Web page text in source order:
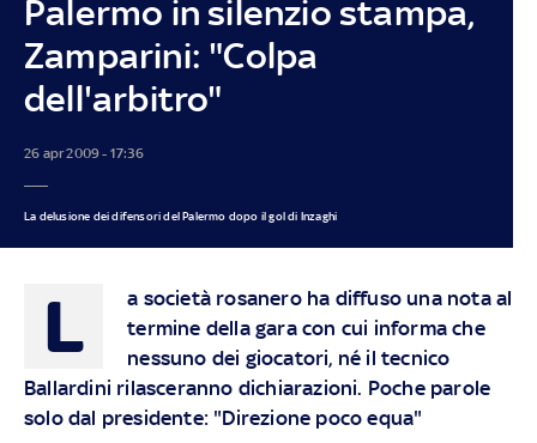
Palermo in silenzio stampa,
Zamparini: "Colpa
dell'arbitro"
26 apr 2009 - 17:36
La delusione dei difensori del Palermo dopo il gol di Inzaghi
L
a società rosanero ha diffuso una nota al
termine della gara con cui informa che
nessuno dei giocatori, né il tecnico
Ballardini rilasceranno dichiarazioni. Poche parole
solo dal presidente: "Direzione poco equa"